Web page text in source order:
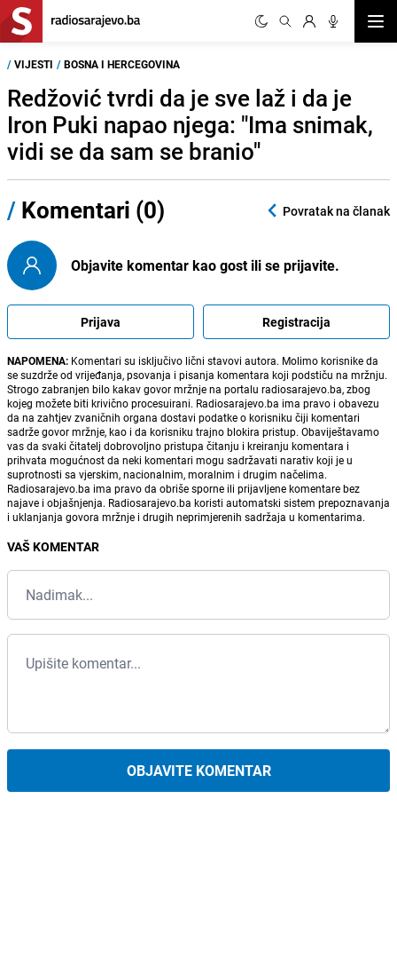
/ VIJESTI / BOSNA I HERCEGOVINA
Redžović tvrdi da je sve laž i da je
Iron Puki napao njega: "Ima snimak,
vidi se da sam se branio"
/ Komentari (0) Povratak na članak
Objavite komentar kao gost ili se prijavite.
Prijava Registracija
NAPOMENA: Komentari su isključivo lični stavovi autora. Molimo korisnike da
se suzdrže od vrijeđanja, psovanja i pisanja komentara koji podstiču na mržnju.
Strogo zabranjen bilo kakav govor mržnje na portalu radiosarajevo.ba, zbog
kojeg možete biti krivično procesuirani. Radiosarajevo.ba ima pravo i obavezu
da na zahtjev zvaničnih organa dostavi podatke o korisniku čiji komentari
sadrže govor mržnje, kao i da korisniku trajno blokira pristup. Obaviještavamo
vas da svaki čitatelj dobrovoljno pristupa čitanju i kreiranju komentara i
prihvata mogućnost da neki komentari mogu sadržavati narativ koji je u
suprotnosti sa vjerskim, nacionalnim, moralnim i drugim načelima.
Radiosarajevo.ba ima pravo da obriše sporne ili prijavljene komentare bez
najave i objašnjenja. Radiosarajevo.ba koristi automatski sistem prepoznavanja
i uklanjanja govora mržnje i drugih neprimjerenih sadržaja u komentarima.
VAŠ KOMENTAR
OBJAVITE KOMENTAR